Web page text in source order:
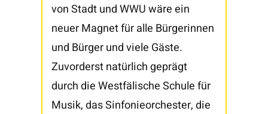
von Stadt und WWU wäre ein
neuer Magnet für alle Bürgerinnen
und Bürger und viele Gäste.
Zuvorderst natürlich geprägt
durch die Westfälische Schule für
Musik, das Sinfonieorchester, die